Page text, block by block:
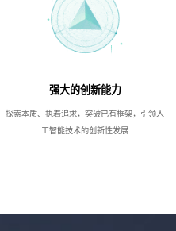
强大的创新能力
探索本质、执着追求，突破已有框架，引领人
工智能技术的创新性发展